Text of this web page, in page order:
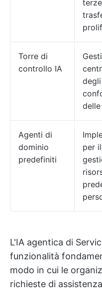
Torre di
controllo IA
Agenti di
dominio
predefiniti
per
L'IA agentica di
funzionalità
modo in cui le
richieste di